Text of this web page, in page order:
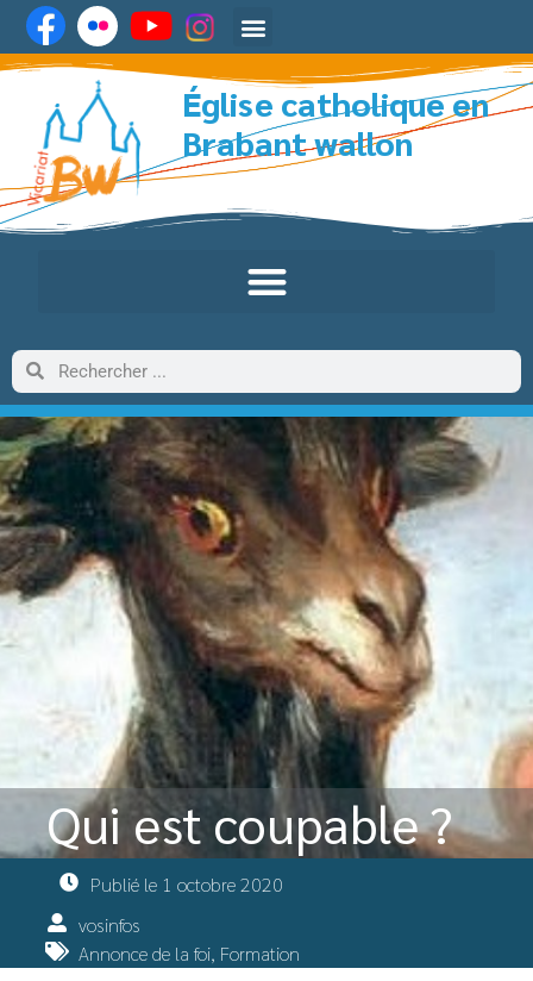
Église catholique en
Brabant wallon
Qui est coupable ?
Publié le 1 octobre 2020
vosinfos
Annonce de la foi, Formation